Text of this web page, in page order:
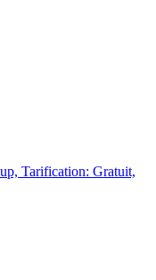
Tarification: Gratuit,